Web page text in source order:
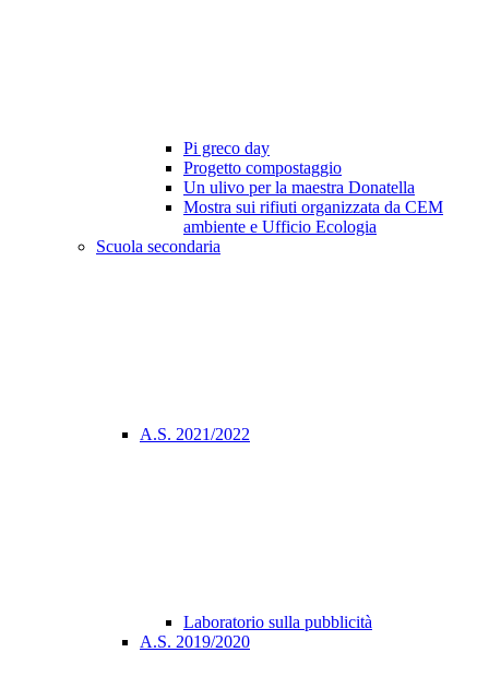
Pi greco day
Progetto compostaggio
Un ulivo per la maestra Donatella
Mostra sui rifiuti organizzata da CEM
ambiente e Ufficio Ecologia
Scuola secondaria
A.S. 2021/2022
Laboratorio sulla pubblicità
A.S. 2019/2020